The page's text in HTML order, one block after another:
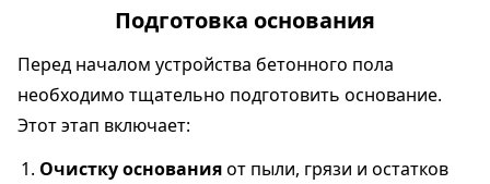
Подготовка основания
Перед началом устройства бетонного пола
необходимо тщательно подготовить основание.
Этот этап включает:
Очистку основанияот пыли, грязи и остатков